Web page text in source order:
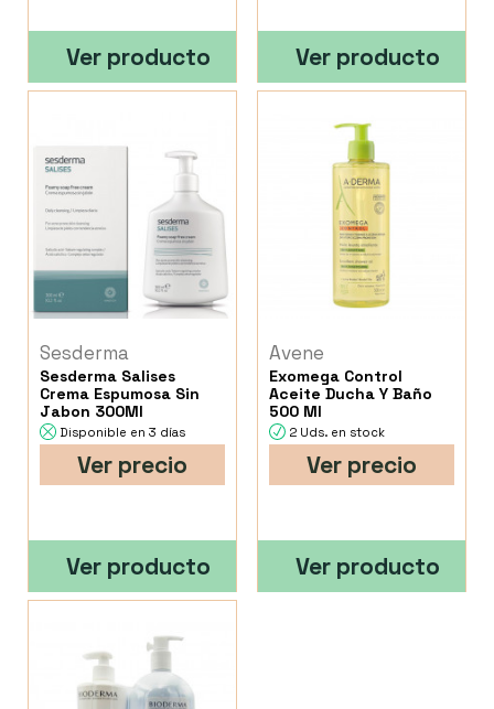
Ver producto Ver producto
Sesderma
Sesderma Salises
Crema Espumosa Sin
Jabon 300Ml
Disponible en 3 días
Ver precio
Ver producto
Avene
Exomega Control
Aceite Ducha Y Baño
500 Ml
2 Uds. en stock
Ver precio
Ver producto